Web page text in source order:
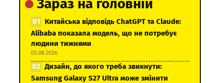
Зараз на головній
Китайська відповідь ChatGPT та Claude:
Alibaba показала модель, що не потребує
людини тижнями
03.08.2026
Дизайн, до якого треба звикнути:
Samsung Galaxy S27 Ultra може змінити